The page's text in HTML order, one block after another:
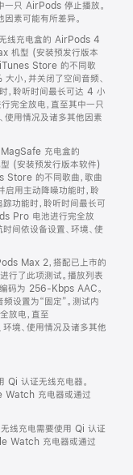
一只 AirPods 停止播放。
素可能有所差异。
线充电盒的 AirPods 4
机型 (安装预发行版本
Store 的不同歌
小，并关闭了空间音频、
，聆听时间最长可达 4 小
完全放电，直至其中一只
使用情况及诸多其他因素
充电盒的
(安装预发行版本软件)
Store 的不同歌曲，歌曲
用主动降噪功能时，聆
功能时，聆听时间最长可
Pro 电池进行完全放
间依设备设置、环境、使
Max 2，搭配已上市的
了此项测试。播放列表
码为 256-Kbps AAC。
设置为“固定”。测试内
放电，直至
境、使用情况及诸多其他
Qi 认证无线充电器。
Watch 充电器或通过
线充电需要使用 Qi 认证
Watch 充电器或通过